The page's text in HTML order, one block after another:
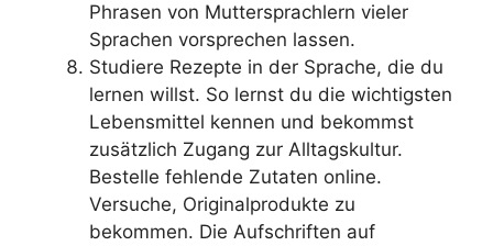
Phrasen von Muttersprachlern vieler
Sprachen vorsprechen lassen.
Studiere Rezepte in der Sprache, die du
lernen willst. So lernst du die wichtigsten
Lebensmittel kennen und bekommst
zusätzlich Zugang zur Alltagskultur.
Bestelle fehlende Zutaten online.
Versuche, Originalprodukte zu
bekommen. Die Aufschriften auf